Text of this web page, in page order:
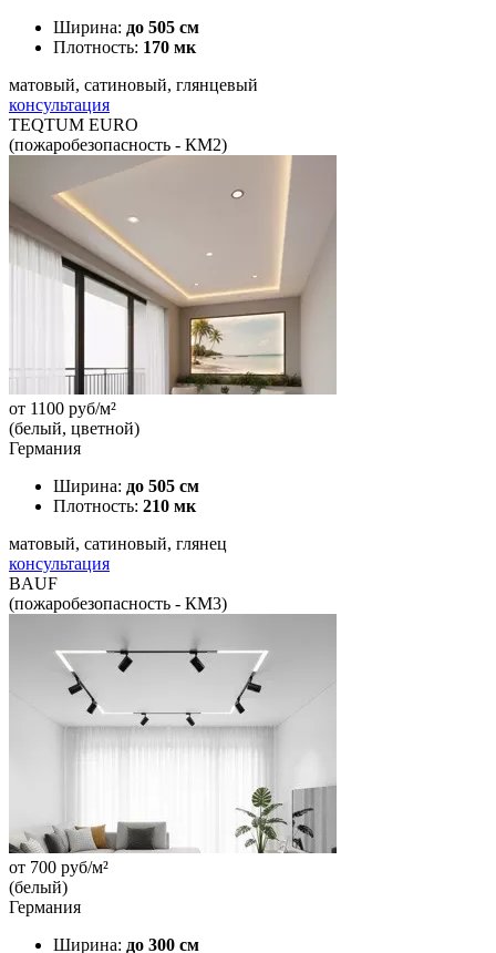
Ширина: до 505 см
Плотность: 170 мк
матовый, сатиновый, глянцевый
консультация
TEQTUM EURO
(пожаробезопасность - КМ2)
от 1100 руб/м²
(белый, цветной)
Германия
Ширина: до 505 см
Плотность: 210 мк
матовый, сатиновый, глянец
консультация
BAUF
(пожаробезопасность - КМ3)
от 700 руб/м²
(белый)
Германия
Ширина: до 300 см